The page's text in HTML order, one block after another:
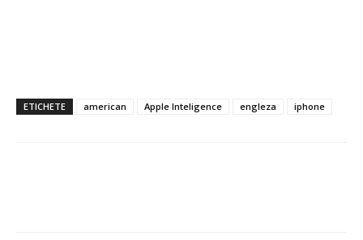
ETICHETE american Apple Inteligence engleza iphone